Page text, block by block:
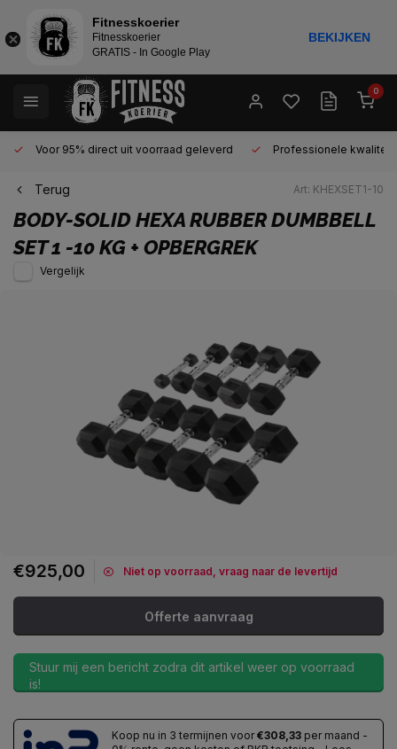
0
Voor 95% direct uit voorraad geleverd Professionele kwaliteit
Terug Art: KHEXSET1-10
BODY-SOLIDHEXA RUBBER DUMBBELL
SET 1 -10 KG + OPBERGREK
Vergelijk
€925,00 Niet op voorraad, vraag naar de levertijd
Offerte aanvraag
Stuur mij een bericht zodra dit artikel weer op voorraad
is!
Koop nu in 3 termijnen voor €308,33 per maand -
Fitnesskoerier
Fitnesskoerier
GRATIS - In Google Play
BEKIJKEN